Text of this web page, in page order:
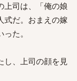
上司は、「俺の娘
式だ。おまえの嫁
た。
し、上司の顔を見